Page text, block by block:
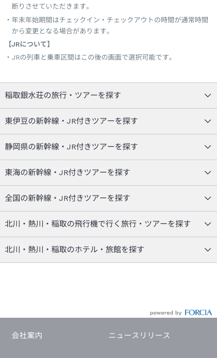
断りさせていただきます。
年末年始期間はチェックイン・チェックアウトの時間が通常時間
から変更となる場合があります。
【JRについて】
JRの列車と乗車区間はこの後の画面で選択可能です。
稲取銀水荘の旅行・ツアーを探す
東伊豆の新幹線・JR付きツアーを探す
静岡県の新幹線・JR付きツアーを探す
東海の新幹線・JR付きツアーを探す
全国の新幹線・JR付きツアーを探す
北川・熱川・稲取の飛行機で行く旅行・ツアーを探す
北川・熱川・稲取のホテル・旅館を探す
会社案内 ニュースリリース